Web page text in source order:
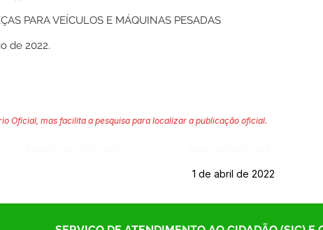
PARA VEÍCULOS E MÁQUINAS PESADAS
de 2022.
Oficial, mas facilita a pesquisa para localizar a publicação oficial.
1 de abril de 2022